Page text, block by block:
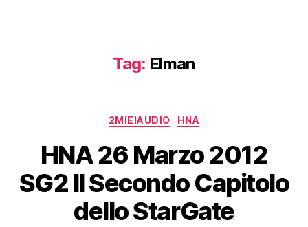
Tag: Elman
Categorie
2MIEIAUDIO HNA
HNA 26 Marzo 2012
SG2 Il Secondo Capitolo
dello StarGate